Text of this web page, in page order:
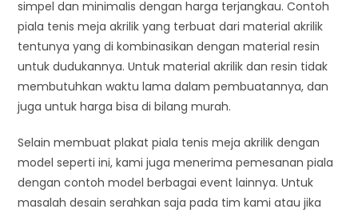
simpel dan minimalis dengan harga terjangkau. Contoh
piala tenis meja akrilik yang terbuat dari material akrilik
tentunya yang di kombinasikan dengan material resin
untuk dudukannya. Untuk material akrilik dan resin tidak
membutuhkan waktu lama dalam pembuatannya, dan
juga untuk harga bisa di bilang murah.
Selain membuat plakat piala tenis meja akrilik dengan
model seperti ini, kami juga menerima pemesanan piala
dengan contoh model berbagai event lainnya. Untuk
masalah desain serahkan saja pada tim kami atau jika